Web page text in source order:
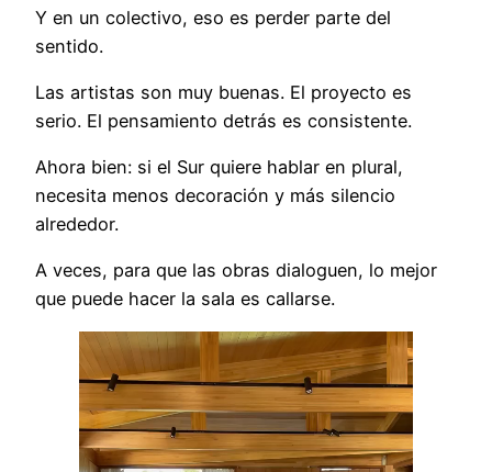
Y en un colectivo, eso es perder parte del
sentido.
Las artistas son muy buenas. El proyecto es
serio. El pensamiento detrás es consistente.
Ahora bien: si el Sur quiere hablar en plural,
necesita menos decoración y más silencio
alrededor.
A veces, para que las obras dialoguen, lo mejor
que puede hacer la sala es callarse.